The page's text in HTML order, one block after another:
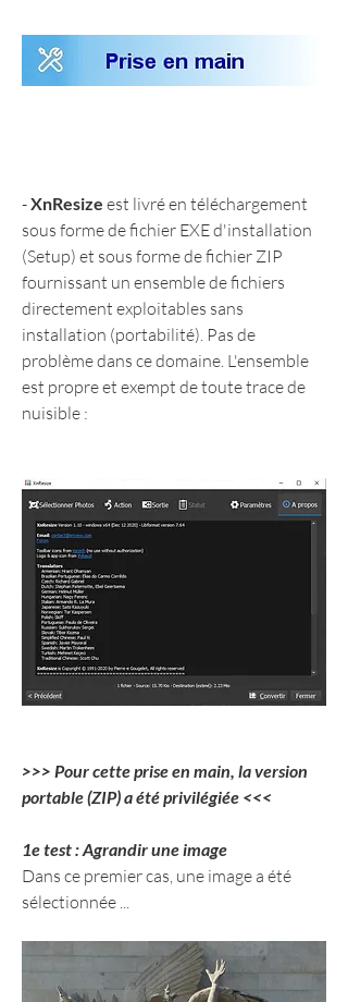
- XnResize est livré en téléchargement
sous forme de fichier EXE d'installation
(Setup) et sous forme de fichier ZIP
fournissant un ensemble de fichiers
directement exploitables sans
installation (portabilité). Pas de
problème dans ce domaine. L'ensemble
est propre et exempt de toute trace de
nuisible :
>>> Pour cette prise en main, la version
portable (ZIP) a été privilégiée <<<
1e test : Agrandir une image
Dans ce premier cas, une image a été
sélectionnée ...